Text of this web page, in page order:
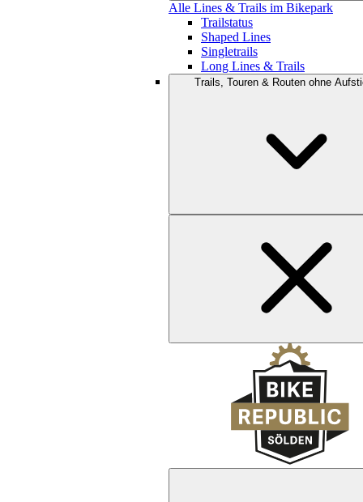
Alle Lines & Trails im Bikepark
Trailstatus
Shaped Lines
Singletrails
Long Lines & Trails
Trails, Touren & Routen ohne